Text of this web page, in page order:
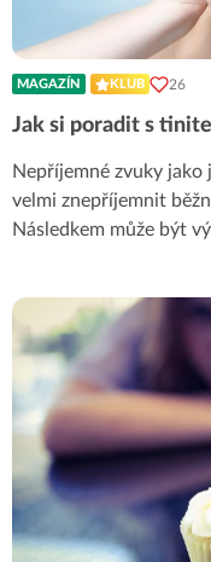
MAGAZÍN KLUB 26
Jak si poradit s
Nepříjemné zvuky jako
velmi znepříjemnit
Následkem může být